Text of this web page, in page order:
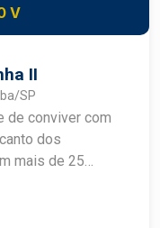
V
II
SP
de conviver com
dos
mais de 25
no meio da